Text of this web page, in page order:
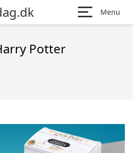
Menu
Potter